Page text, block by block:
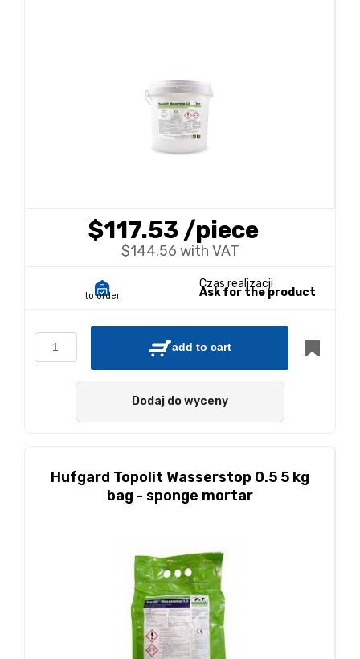
$117.53/piece
$144.56 with VAT
to order
Czas realizacji
Ask for the product
add to cart
Dodaj do wyceny
Hufgard Topolit Wasserstop 0.5 5 kg
bag - sponge mortar